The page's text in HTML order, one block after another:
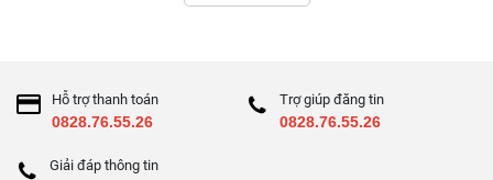
Hỗ trợ thanh toán
0828.76.55.26
Trợ giúp đăng tin
0828.76.55.26
Giải đáp thông tin